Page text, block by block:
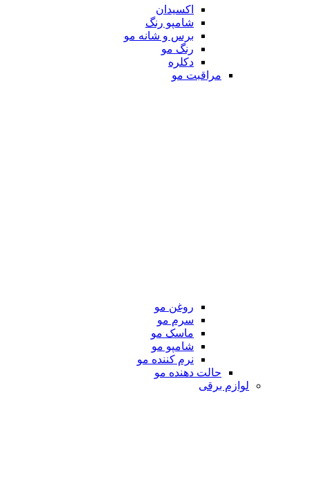
اکسیدان
شامپو رنگ
برس و شانه مو
رنگ مو
دکلره
مراقبت مو
روغن مو
سرم مو
ماسک مو
شامپو مو
نرم کننده مو
حالت دهنده مو
لوازم برقی